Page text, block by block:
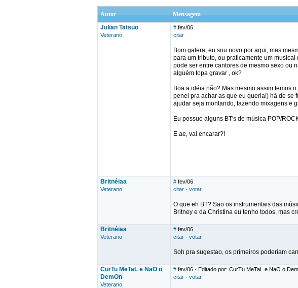
Autor
Mensagem
Julian Tatsuo
Veterano
# fev/06
citar
Bom galera, eu sou novo por aqui, mas
para um tributo, ou praticamente um
pode ser entre cantores de mesmo sexo ou
alguém topa gravar , ok?
Boa a idéia não? Mas mesmo assim temos
penei pra achar as que eu queria!) há de se
ajudar seja montando, fazendo mixagens e
Eu possuo alguns BT's de música POP/
E ae, vai encarar?!
Britnéiaa
Veterano
# fev/06
citar · votar
O que eh BT? Sao os instrumentais das
Britney e da Christina eu tenho todos, mas
Britnéiaa
Veterano
# fev/06
citar · votar
Soh pra sugestao, os primeiros poderiam
CurTu MeTaL e NaO o
DemOn
Veterano
# fev/06 · Editado por: CurTu MeTaL e NaO o
citar · votar